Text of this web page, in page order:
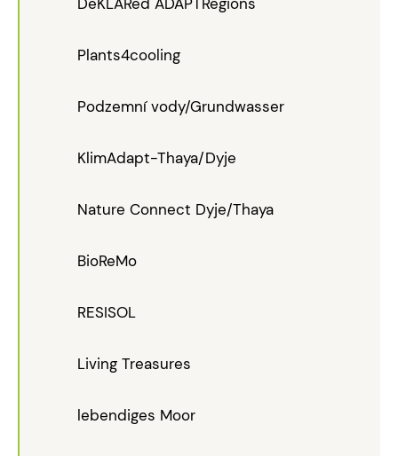
Plants4cooling
Podzemní vody/Grundwasser
KlimAdapt-Thaya/Dyje
Nature Connect Dyje/Thaya
BioReMo
RESISOL
Living Treasures
lebendiges Moor